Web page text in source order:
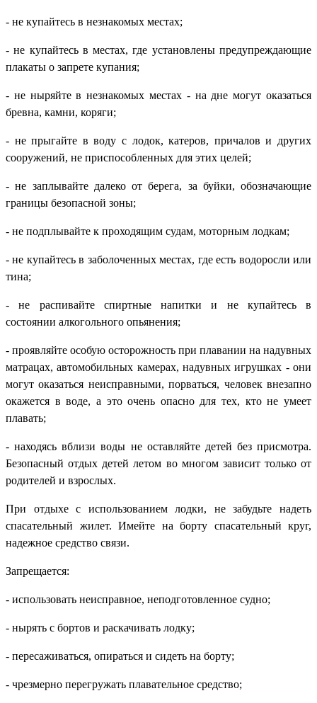
- не купайтесь в незнакомых местах;
- не купайтесь в местах, где установлены предупреждающие
плакаты о запрете купания;
- не ныряйте в незнакомых местах - на дне могут оказаться
бревна, камни, коряги;
- не прыгайте в воду с лодок, катеров, причалов и других
сооружений, не приспособленных для этих целей;
- не заплывайте далеко от берега, за буйки, обозначающие
границы безопасной зоны;
- не подплывайте к проходящим судам, моторным лодкам;
- не купайтесь в заболоченных местах, где есть водоросли или
тина;
- не распивайте спиртные напитки и не купайтесь в
состоянии алкогольного опьянения;
- проявляйте особую осторожность при плавании на надувных
матрацах, автомобильных камерах, надувных игрушках - они
могут оказаться неисправными, порваться, человек внезапно
окажется в воде, а это очень опасно для тех, кто не умеет
плавать;
- находясь вблизи воды не оставляйте детей без присмотра.
Безопасный отдых детей летом во многом зависит только от
родителей и взрослых.
При отдыхе с использованием лодки, не забудьте надеть
спасательный жилет. Имейте на борту спасательный круг,
надежное средство связи.
Запрещается:
- использовать неисправное, неподготовленное судно;
- нырять с бортов и раскачивать лодку;
- пересаживаться, опираться и сидеть на борту;
- чрезмерно перегружать плавательное средство;